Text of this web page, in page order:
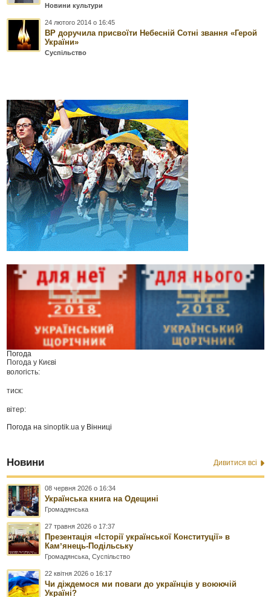
Новини культури
24 лютого 2014 о 16:45
ВР доручила присвоїти Небесній Сотні звання «Герой
України»
Суспільство
Погода
Погода у Києві
вологість:
тиск:
вітер:
Погода наsinoptik.ua у Вінниці
Новини Дивитися всі
08 червня 2026 о 16:34
Українська книга на Одещині
Громадянська
27 травня 2026 о 17:37
Презентація «Історії української Конституції» в
Камʼянець-Подільську
Громадянська ,Суспільство
22 квітня 2026 о 16:17
Чи діждемося ми поваги до українців у воюючій
Україні?